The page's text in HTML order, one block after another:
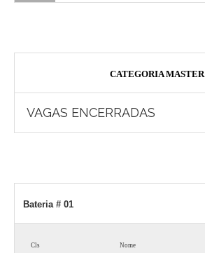
CATEGORIA MASTER
VAGAS ENCERRADAS
Bateria # 01
Cls Nome